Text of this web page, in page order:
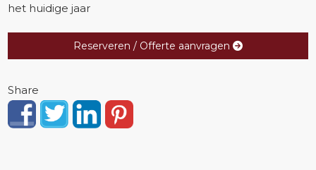
het huidige jaar
Reserveren / Offerte aanvragen
Share